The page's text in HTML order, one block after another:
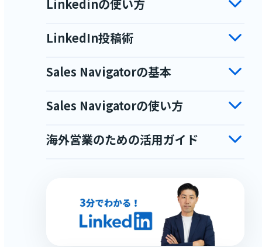
Linkedinの使い方
LinkedIn投稿術
Sales Navigatorの基本
Sales Navigatorの使い方
海外営業のための活用ガイド